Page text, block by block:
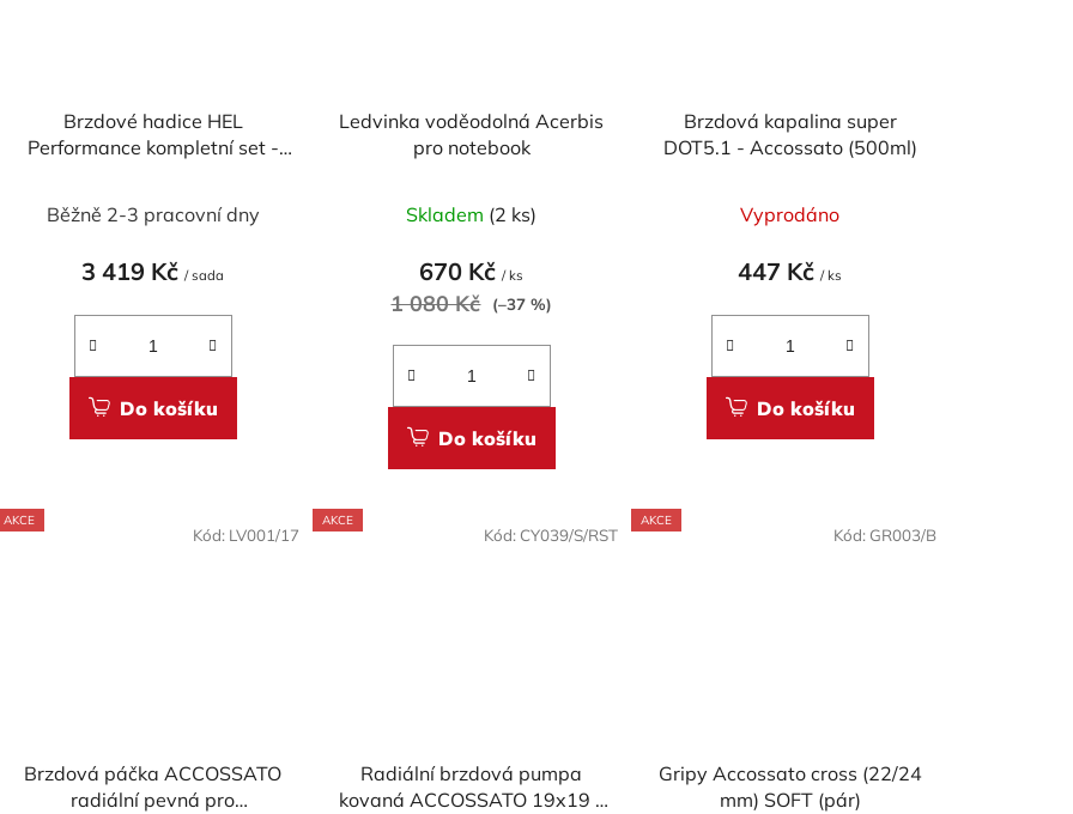
Brzdové hadice HEL
Performance kompletní set -
hodnocení
produktu
5,0
z
hvězdiček.
Běžně 2-3 pracovní dny
3 419 Kč/ sada
Do košíku
Ledvinka voděodolná Acerbis
pro notebook
Skladem (2 ks)
670 Kč/ ks
1 080 Kč (–37 %)
Do košíku
Brzdová kapalina super
DOT5.1 - Accossato (500ml)
Vyprodáno
447 Kč/ ks
Do košíku
AKCE
Brzdová páčka ACCOSSATO
radiální pevná pro
Kód: LV001/17
AKCE
Radiální brzdová pumpa
kovaná ACCOSSATO 19x19 s
Kód: CY039/S/RST
AKCE
Gripy Accossato cross (22/24
mm) SOFT (pár)
Kód: GR003/B